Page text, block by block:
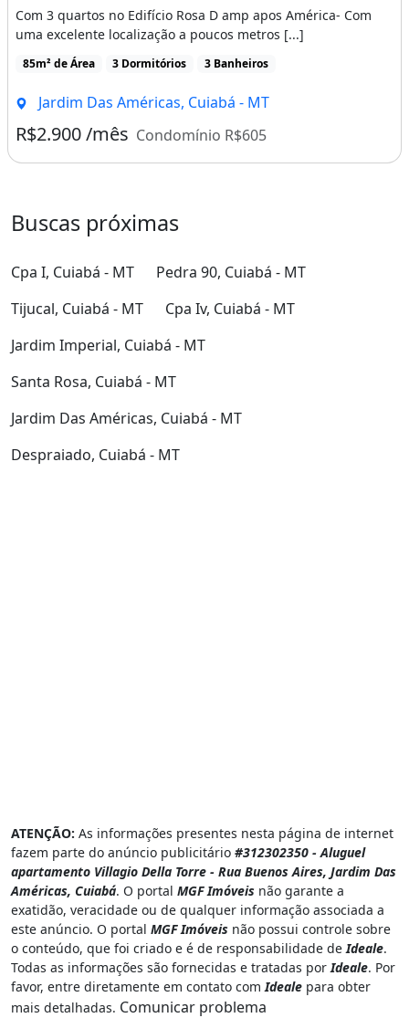
Com 3 quartos no Edifício Rosa D amp apos América- Com
uma excelente localização a poucos metros [...]
85m² de Área 3 Dormitórios 3 Banheiros
Jardim Das Américas, Cuiabá - MT
R$2.900 /mês Condomínio R$605
Buscas próximas
Cpa I, Cuiabá - MT
Pedra 90, Cuiabá - MT
Tijucal, Cuiabá - MT
Cpa Iv, Cuiabá - MT
Jardim Imperial, Cuiabá - MT
Santa Rosa, Cuiabá - MT
Jardim Das Américas, Cuiabá - MT
Despraiado, Cuiabá - MT
ATENÇÃO: As informações presentes nesta página de internet
fazem parte do anúncio publicitário #312302350 - Aluguel
apartamento Villagio Della Torre - Rua Buenos Aires, Jardim Das
Américas, Cuiabá. O portal MGF Imóveis não garante a
exatidão, veracidade ou de qualquer informação associada a
este anúncio. O portal MGF Imóveis não possui controle sobre
o conteúdo, que foi criado e é de responsabilidade deIdeale.
Todas as informações são fornecidas e tratadas porIdeale. Por
favor, entre diretamente em contato comIdeale para obter
mais detalhadas. Comunicar problema